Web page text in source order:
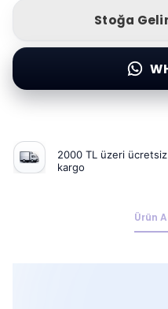
Stoğa
2000 TL üzeri ücretsiz
kargo
Ürün